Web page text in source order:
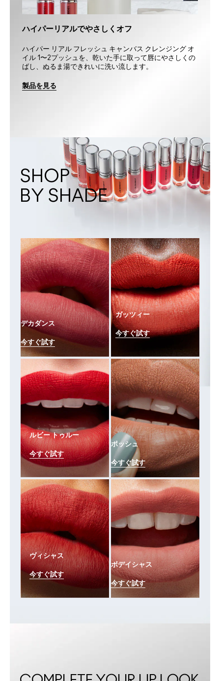
ハイパーリアルでやさしくオフ
ハイパー リアル フレッシュ キャンバス クレンジング オ
イル 1〜2プッシュを、乾いた手に取って唇にやさしくの
ばし、ぬるま湯できれいに洗い流します。
製品を見る
SHOP
BY SHADE
デカダンス
今すぐ試す
ガッツィー
今すぐ試す
ルビー トゥルー
今すぐ試す
ポッシュ
今すぐ試す
ヴィシャス
今すぐ試す
ボデイシャス
今すぐ試す